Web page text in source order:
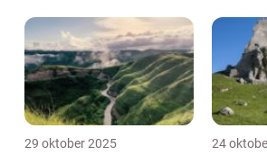
29 oktober 2025 24